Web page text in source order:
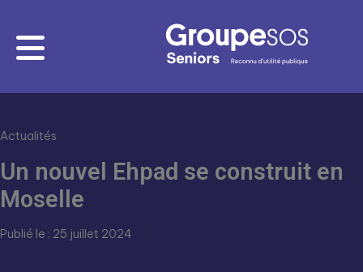
Actualités
Un nouvel Ehpad se construit en
Moselle
Publié le : 25 juillet 2024